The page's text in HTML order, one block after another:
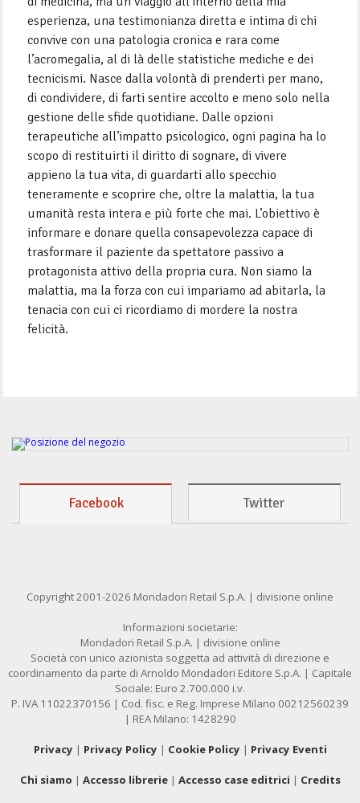
esperienza, una testimonianza diretta e intima di chi
convive con una patologia cronica e rara come
l’acromegalia, al di là delle statistiche mediche e dei
tecnicismi. Nasce dalla volontà di prenderti per mano,
di condividere, di farti sentire accolto e meno solo nella
gestione delle sfide quotidiane. Dalle opzioni
terapeutiche all’impatto psicologico, ogni pagina ha lo
scopo di restituirti il diritto di sognare, di vivere
appieno la tua vita, di guardarti allo specchio
teneramente e scoprire che, oltre la malattia, la tua
umanità resta intera e più forte che mai. L’obiettivo è
informare e donare quella consapevolezza capace di
trasformare il paziente da spettatore passivo a
protagonista attivo della propria cura. Non siamo la
malattia, ma la forza con cui impariamo ad abitarla, la
tenacia con cui ci ricordiamo di mordere la nostra
felicità.
Facebook Twitter
Copyright 2001-2026 Mondadori Retail S.p.A. | divisione online
Informazioni societarie:
Mondadori Retail S.p.A. | divisione online
Società con unico azionista soggetta ad attività di direzione e
coordinamento da parte di Arnoldo Mondadori Editore S.p.A. | Capitale
Sociale: Euro 2.700.000 i.v.
P. IVA 11022370156 | Cod. fisc. e Reg. Imprese Milano 00212560239
| REA Milano: 1428290
Privacy | Privacy Policy | Cookie Policy | Privacy Eventi
Chi siamo | Accesso librerie| Accesso case editrici | Credits